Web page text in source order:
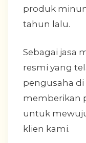
produk
tahun lalu.
Sebagai jasa
resmi yang
pengusaha di
memberikan
untuk
klien kami.